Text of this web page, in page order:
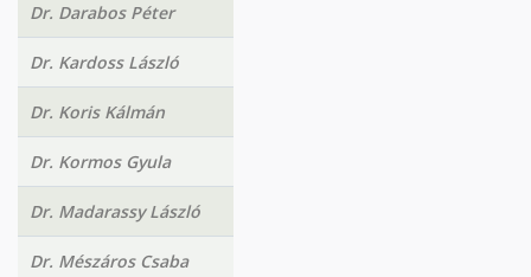
Dr. Darabos Péter
Dr. Kardoss László
Dr. Koris Kálmán
Dr. Kormos Gyula
Dr. Madarassy László
Dr. Mészáros Csaba